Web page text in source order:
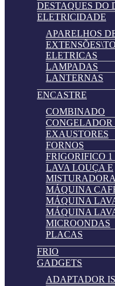
DESTAQUES DO
ELETRICIDADE
APARELHOS
ELETRICAS
LAMPADAS
LANTERNAS
ENCASTRE
COMBINADO
EXAUSTORES
FORNOS
FRIGORIFICO 1
LAVA LOUÇA E
MÁQUINA
MÁQUINA
MÁQUINA
MICROONDAS
PLACAS
FRIO
GADGETS
ADAPTADOR